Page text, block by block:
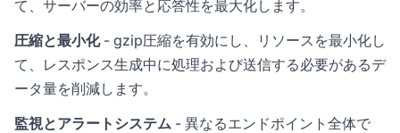
て、サーバーの効率と応答性を最大化します。
圧縮と最小化- gzip圧縮を有効にし、リソースを最小化し
て、レスポンス生成中に処理および送信する必要があるデ
ータ量を削減します。
監視とアラートシステム - 異なるエンドポイント全体で